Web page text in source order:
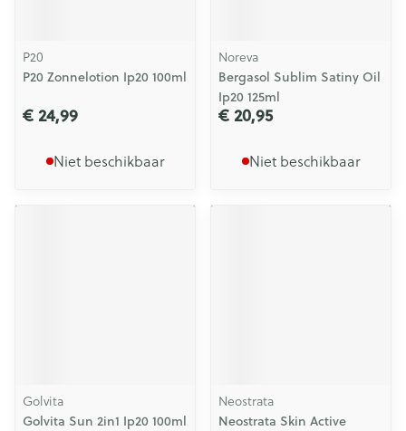
P20
P20 Zonnelotion Ip20 100ml
€ 24,99
Niet beschikbaar
Noreva
Bergasol Sublim Satiny Oil
Ip20 125ml
€ 20,95
Niet beschikbaar
Golvita
Golvita Sun 2in1 Ip20 100ml
Neostrata
Neostrata Skin Active